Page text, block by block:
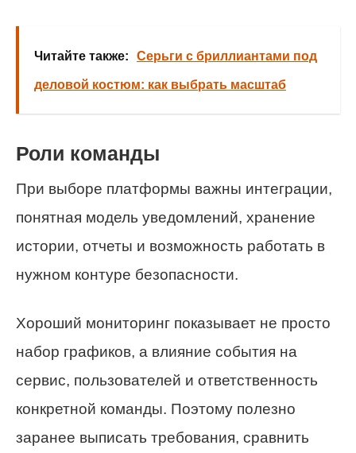
Читайте также: Серьги с бриллиантами под
деловой костюм: как выбрать масштаб
Роли команды
При выборе платформы важны интеграции,
понятная модель уведомлений, хранение
истории, отчеты и возможность работать в
нужном контуре безопасности.
Хороший мониторинг показывает не просто
набор графиков, а влияние события на
сервис, пользователей и ответственность
конкретной команды. Поэтому полезно
заранее выписать требования, сравнить